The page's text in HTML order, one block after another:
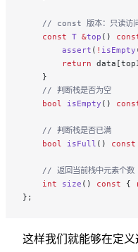
// const 版本：只读访
    const
T &top ()
        assert
( ! isEmpty
        return
    }
    // 判断栈是否为空
    bool
isEmpty ()
    // 判断栈是否已满
    bool
isFull () const
    // 返回当前栈中元素个数
    int
size () const {
};
这样我们就能够在定